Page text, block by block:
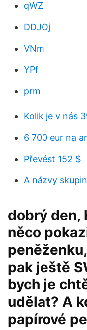
qWZ
DDJOj
VNm
YPf
prm
Kolik je v nás
6 700 eur na
Převést 152 $
A názvy skupin
dobrý den,
něco
pak ještě
bych je
udělat? A
papírové